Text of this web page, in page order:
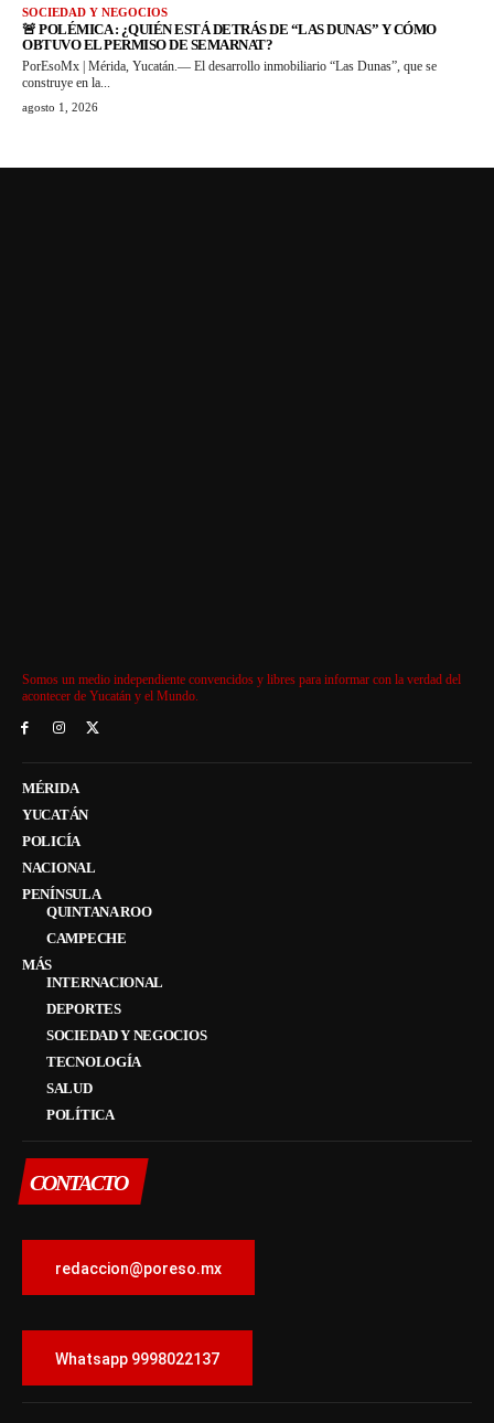
SOCIEDAD Y NEGOCIOS
🚨 POLÉMICA : ¿QUIÉN ESTÁ DETRÁS DE “LAS DUNAS” Y CÓMO
OBTUVO EL PERMISO DE SEMARNAT?
PorEsoMx | Mérida, Yucatán.— El desarrollo inmobiliario “Las Dunas”, que se
construye en la...
agosto 1, 2026
Somos un medio independiente convencidos y libres para informar con la verdad del
acontecer de Yucatán y el Mundo.
MÉRIDA
YUCATÁN
POLICÍA
NACIONAL
PENÍNSULA
QUINTANA ROO
CAMPECHE
MÁS
INTERNACIONAL
DEPORTES
SOCIEDAD Y NEGOCIOS
TECNOLOGÍA
SALUD
POLÍTICA
CONTACTO
redaccion@poreso.mx
Whatsapp 9998022137